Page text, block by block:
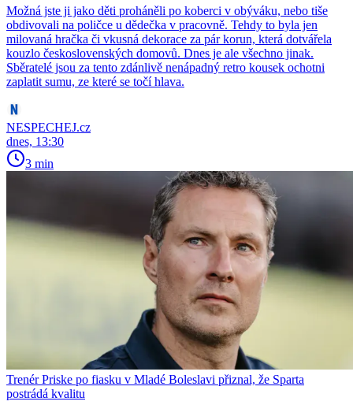
Možná jste ji jako děti proháněli po koberci v obýváku, nebo tiše
obdivovali na poličce u dědečka v pracovně. Tehdy to byla jen
milovaná hračka či vkusná dekorace za pár korun, která dotvářela
kouzlo československých domovů. Dnes je ale všechno jinak.
Sběratelé jsou za tento zdánlivě nenápadný retro kousek ochotni
zaplatit sumu, ze které se točí hlava.
NESPECHEJ.cz
dnes, 13:30
3 min
Trenér Priske po fiasku v Mladé Boleslavi přiznal, že Sparta
postrádá kvalitu